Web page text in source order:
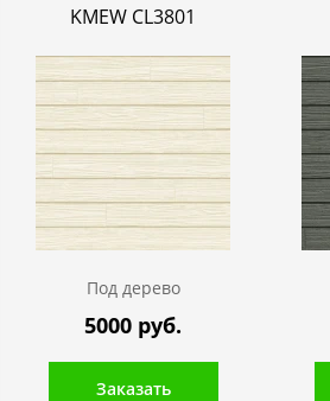
KMEW CL3801
Под дерево
5000 руб.
Заказать